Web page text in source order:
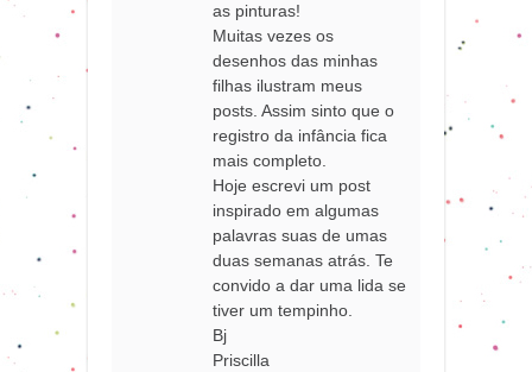
as pinturas!
Muitas vezes os
desenhos das minhas
filhas ilustram meus
posts. Assim sinto que o
registro da infância fica
mais completo.
Hoje escrevi um post
inspirado em algumas
palavras suas de umas
duas semanas atrás. Te
convido a dar uma lida se
tiver um tempinho.
Bj
Priscilla